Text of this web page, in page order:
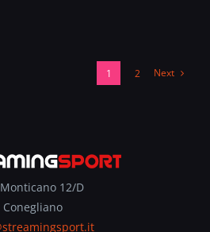
1 2 Next
12/D
Conegliano